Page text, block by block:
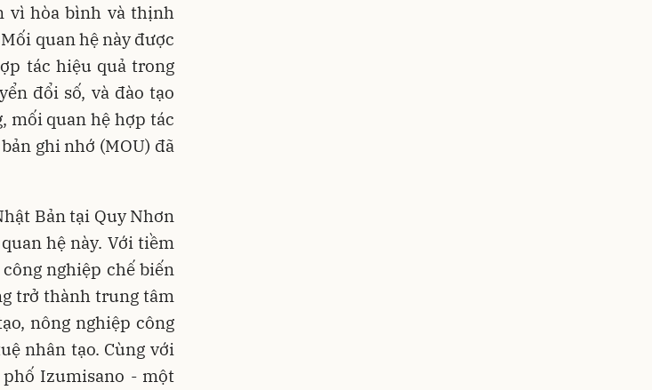
vì hòa bình và thịnh
quan hệ này được
tác hiệu quả trong
đổi số, và đào tạo
mối quan hệ hợp tác
ghi nhớ (MOU) đã
Bản tại Quy Nhơn
hệ này. Với tiềm
nghiệp chế biến
trở thành trung tâm
nông nghiệp công
nhân tạo. Cùng với
Izumisano - một